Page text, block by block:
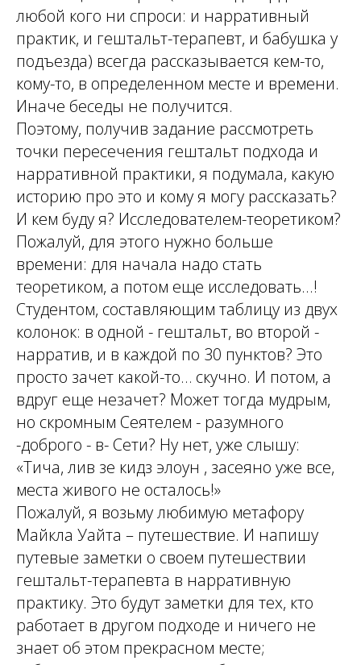
любой кого ни спроси: и нарративный
практик, и гештальт-терапевт, и бабушка у
подъезда) всегда рассказывается кем-то,
кому-то, в определенном месте и времени.
Иначе беседы не получится.
Поэтому, получив задание рассмотреть
точки пересечения гештальт подхода и
нарративной практики, я подумала, какую
историю про это и кому я могу рассказать?
И кем буду я? Исследователем-теоретиком?
Пожалуй, для этого нужно больше
времени: для начала надо стать
теоретиком, а потом еще исследовать...!
Студентом, составляющим таблицу из двух
колонок: в одной - гештальт, во второй -
нарратив, и в каждой по 30 пунктов? Это
просто зачет какой-то… скучно. И потом, а
вдруг еще незачет? Может тогда мудрым,
но скромным Сеятелем - разумного
-доброго - в- Сети? Ну нет, уже слышу:
«Тича, лив зе кидз элоун , засеяно уже все,
места живого не осталось!»
Пожалуй, я возьму любимую метафору
Майкла Уайта – путешествие. И напишу
путевые заметки о своем путешествии
гештальт-терапевта в нарративную
практику. Это будут заметки для тех, кто
работает в другом подходе и ничего не
знает об этом прекрасном месте;